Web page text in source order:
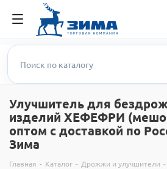
Улучшитель для
изделий ХЕФЕФРИ
оптом с доставкой по
Зима
Главная - Каталог - Дрожжи и улучшители -